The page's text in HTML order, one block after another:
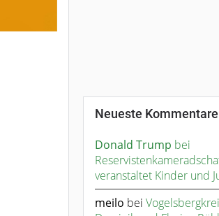
Neueste Kommentare
Donald Trump bei
veranstaltet Kinder und
meilo bei